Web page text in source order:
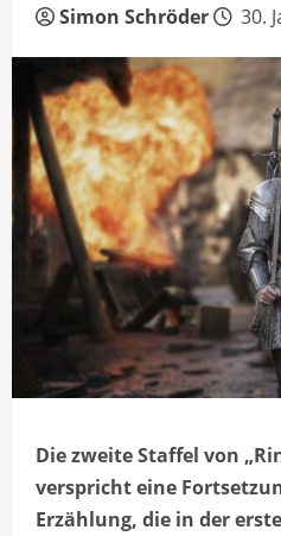
Simon Schröder 30.
Die zweite Staffel von
verspricht eine
Erzählung, die in der